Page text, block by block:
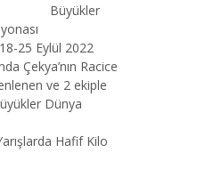
Büyükler
25 Eylül 2022
Çekya’nın Racice
ve 2 ekiple
Dünya
Hafif Kilo